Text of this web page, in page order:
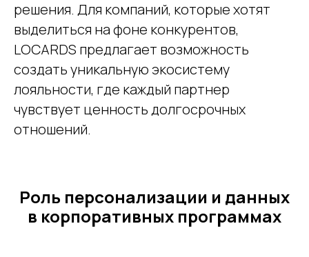
решения. Для компаний, которые хотят
выделиться на фоне конкурентов,
LOCARDS предлагает возможность
создать уникальную экосистему
лояльности, где каждый партнер
чувствует ценность долгосрочных
отношений.
Роль персонализации и данных
в корпоративных программах